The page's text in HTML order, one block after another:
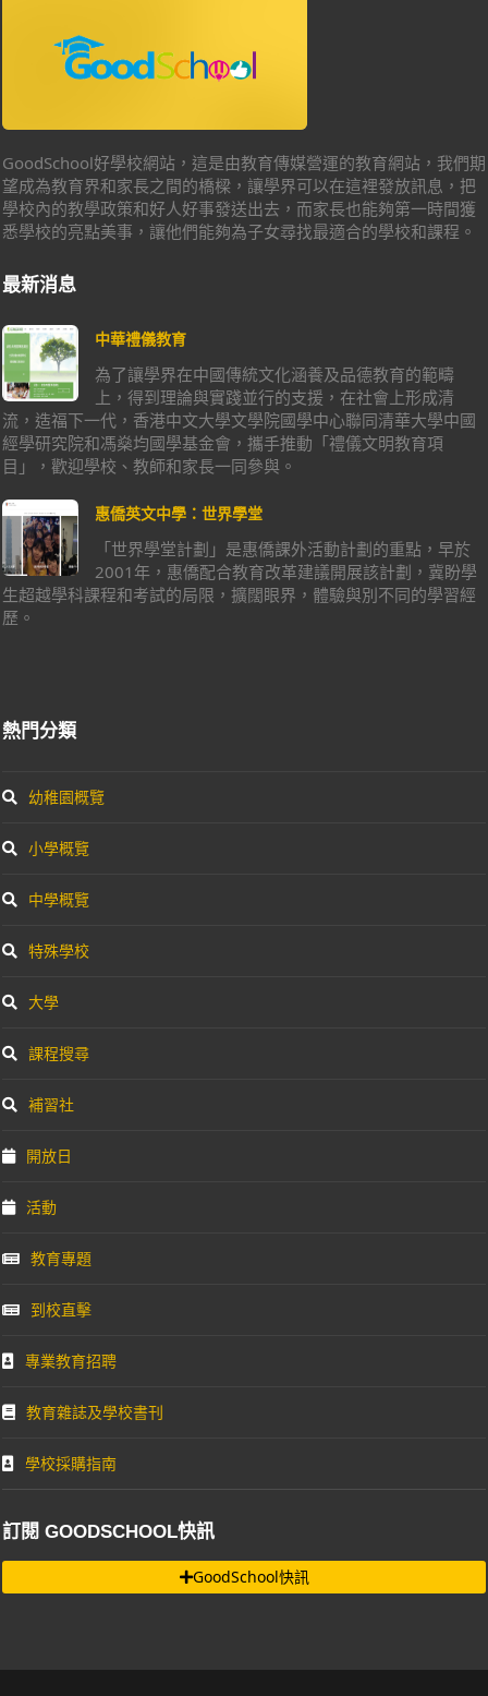
GoodSchool好學校網站，這是由教育傳媒營運的教育網站，我們期
望成為教育界和家長之間的橋樑，讓學界可以在這裡發放訊息，把
學校內的教學政策和好人好事發送出去，而家長也能夠第一時間獲
悉學校的亮點美事，讓他們能夠為子女尋找最適合的學校和課程。
最新消息
中華禮儀教育
為了讓學界在中國傳統文化涵養及品德教育的範疇
上，得到理論與實踐並行的支援，在社會上形成清
流，造福下一代，香港中文大學文學院國學中心聯同清華大學中國
經學研究院和馮燊均國學基金會，攜手推動「禮儀文明教育項
目」，歡迎學校、教師和家長一同參與。
惠僑英文中學：世界學堂
「世界學堂計劃」是惠僑課外活動計劃的重點，早於
2001年，惠僑配合教育改革建議開展該計劃，冀盼學
生超越學科課程和考試的局限，擴闊眼界，體驗與別不同的學習經
歷。
熱門分類
幼稚園概覽
小學概覽
中學概覽
特殊學校
大學
課程搜尋
補習社
開放日
活動
教育專題
到校直擊
專業教育招聘
教育雜誌及學校書刊
學校採購指南
訂閱 GOODSCHOOL快訊
GoodSchool快訊